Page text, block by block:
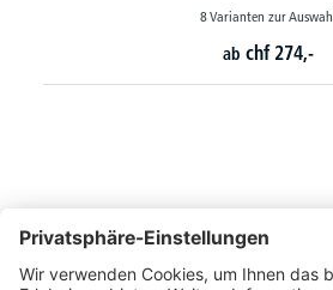
chf 250,-
Montags bis Freitags von 08:30 - 17:00 Uhr
+41 44 240 / 11 55